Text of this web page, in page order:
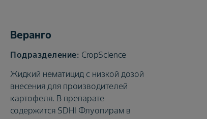
Веранго
CropScience
Жидкий нематицид с низкой дозой
внесения для производителей
картофеля. В препарате
содержится SDHI Флуопирам в